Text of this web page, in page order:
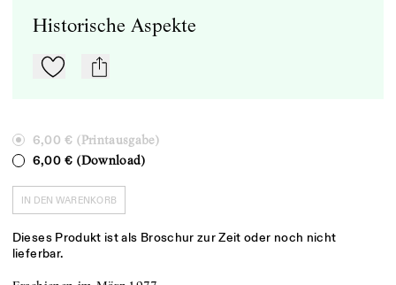
Historische Aspekte
Zu Mein-TdZ hinzufügen
mail
6,00 €(Printausgabe)
6,00 €(Download)
IN DEN WARENKORB
Dieses Produkt ist als Broschur zur Zeit oder noch nicht
lieferbar.